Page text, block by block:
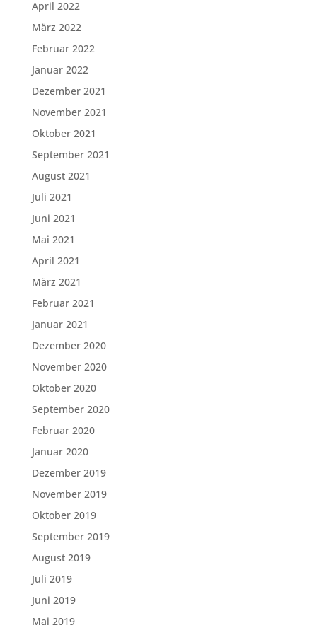
April 2022
März 2022
Februar 2022
Januar 2022
Dezember 2021
November 2021
Oktober 2021
September 2021
August 2021
Juli 2021
Juni 2021
Mai 2021
April 2021
März 2021
Februar 2021
Januar 2021
Dezember 2020
November 2020
Oktober 2020
September 2020
Februar 2020
Januar 2020
Dezember 2019
November 2019
Oktober 2019
September 2019
August 2019
Juli 2019
Juni 2019
Mai 2019